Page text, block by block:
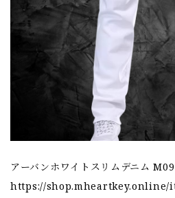
アーバンホワイトスリムデニム
https://shop.mheartkey.online/